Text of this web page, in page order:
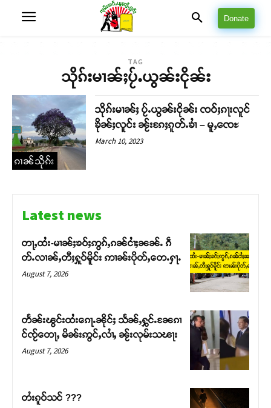
Donate
TAG
သိုၵ်းမၢၼ်ႈပႂ်ႉယွၼ်းငိုၼ်း
ၵၢၼ်သိုၵ်း
သိုၵ်းမၢၼ်ႈ ပႂ်ႉယွၼ်းငိုၼ်း ၸဝ်ႈၵႃးလူင်
ၶိုၼ်ႈလူင်း ၼႂ်းၵႄႈၵူတ်ႉၶၢႆ – မူႇၸေႊ
March 10, 2023
Latest news
တႃႇထႆး-မၢၼ်ႈၶဝ်ႈဢွၵ်ႇၵၼ်ငၢႆႈၼၼ်ႉ ၵဵ
တ်ႉလၢၼ်ႇတီႈႁူဝ်မိူင်း ဢၢၼ်းပိုတ်ႇတေႉႁႃႉ
August 7, 2026
တႅၼ်းၽွင်းထႆးၵေႃႉၼိုင်ႈ သႅၼ်ႇႁွင်ႉၼႄၵၢ
င်ၸႂ်တေႃႇ မိၼ်းဢွင်ႇလၢႆႇ ၼႂ်းလုမ်းသၽႃး
August 7, 2026
တႆးၵူဝ်သင် ???